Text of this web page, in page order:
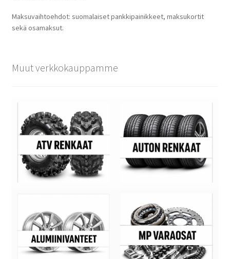
Maksuvaihtoehdot: suomalaiset pankkipainikkeet, maksukortit
sekä osamaksut.
Muut verkkokauppamme